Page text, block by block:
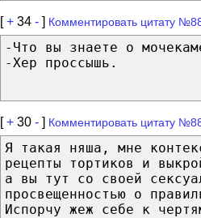
[+ 34 - ] Комментировать цитату
-Что вы знаете о
-Хер проссышь.
[+ 30 - ] Комментировать цитату
Я такая няша, мне
рецепты тортиков и
а вы тут со своей
просвещенностью о
Испорчу жеж себе к